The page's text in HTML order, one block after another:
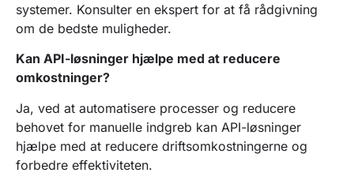
systemer. Konsulter en ekspert for at få rådgivning
om de bedste muligheder.
Kan API-løsninger hjælpe med at reducere
omkostninger?
Ja, ved at automatisere processer og reducere
behovet for manuelle indgreb kan API-løsninger
hjælpe med at reducere driftsomkostningerne og
forbedre effektiviteten.